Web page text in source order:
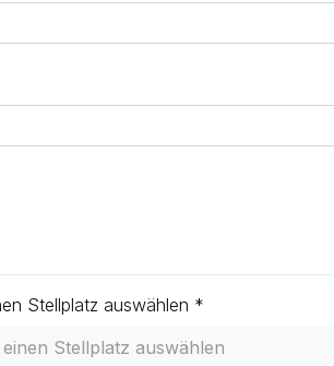
Stellplatz auswählen *
Stellplatz auswählen